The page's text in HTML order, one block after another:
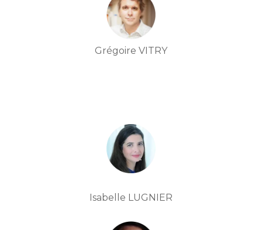
Grégoire VITRY
Isabelle LUGNIER